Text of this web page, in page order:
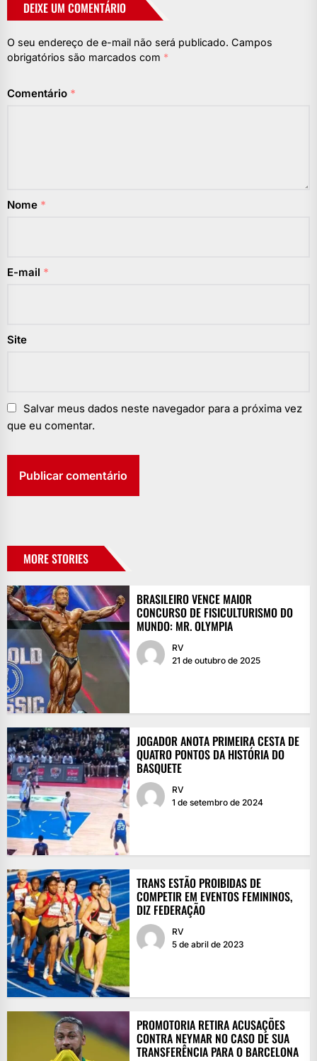
DEIXE UM COMENTÁRIO
O seu endereço de e-mail não será publicado. Campos
obrigatórios são marcados com *
Comentário *
Nome *
E-mail *
Site
Salvar meus dados neste navegador para a próxima vez
que eu comentar.
MORE STORIES
BRASILEIRO VENCE MAIOR
CONCURSO DE FISICULTURISMO DO
MUNDO: MR. OLYMPIA
RV
21 de outubro de 2025
JOGADOR ANOTA PRIMEIRA CESTA DE
QUATRO PONTOS DA HISTÓRIA DO
BASQUETE
RV
1 de setembro de 2024
TRANS ESTÃO PROIBIDAS DE
COMPETIR EM EVENTOS FEMININOS,
DIZ FEDERAÇÃO
RV
5 de abril de 2023
PROMOTORIA RETIRA ACUSAÇÕES
CONTRA NEYMAR NO CASO DE SUA
TRANSFERÊNCIA PARA O BARCELONA